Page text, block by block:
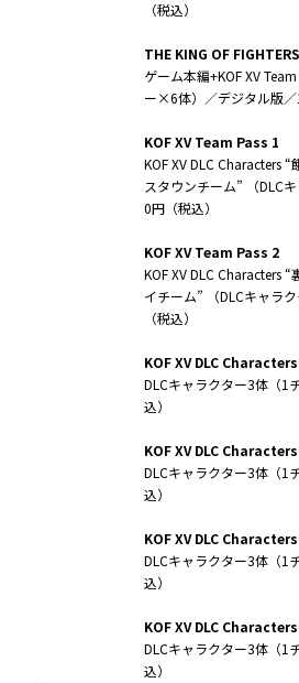
（税込）
THE KING OF
ゲーム本編+KOF XV
ー×6体）／デジタル版／
KOF XV Team Pass 1
KOF XV DLC Characters
スタウンチーム” （DLC
0円（税込）
KOF XV Team Pass 2
KOF XV DLC Characters
イチーム” （DLCキャラ
（税込）
KOF XV DLC
DLCキャラクター3体（1
込）
KOF XV DLC
DLCキャラクター3体（1
込）
KOF XV DLC
DLCキャラクター3体（1
込）
KOF XV DLC
DLCキャラクター3体（1
込）